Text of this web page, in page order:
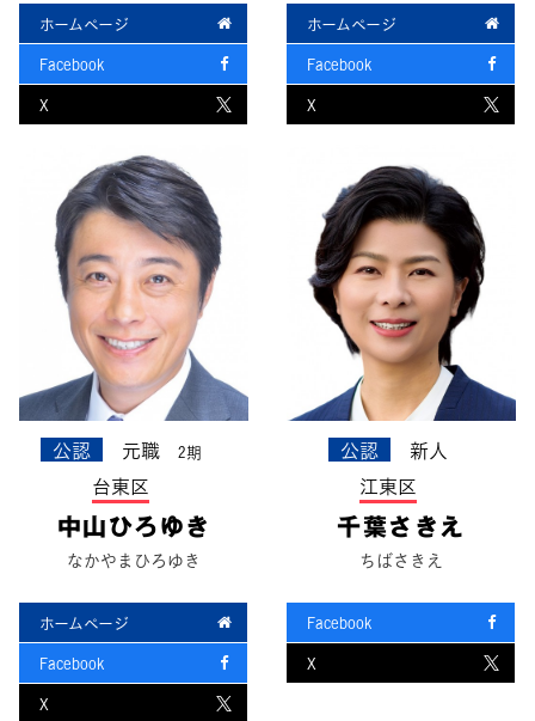
ホームページ
Facebook
X
ホームページ
Facebook
X
公認 元職 2期
台東区
中山ひろゆき
なかやまひろゆき
ホームページ
Facebook
X
公認
新人
江東区
千葉さきえ
ちばさきえ
Facebook
X